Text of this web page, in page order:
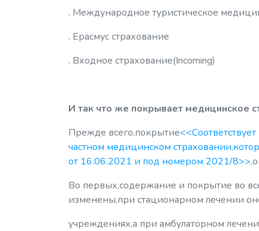
. Международное туристическое
. Ерасмус страхование
. Входное страхование(Incoming)
И так что же покрывает медицинское
Прежде всего,покрытие
частном медицинском
от 16.06.2021 и под номером 2021/8>>
Во первых,содержание и покрытие во
изменены,при стационарном лечении
учреждениях,а при амбулаторном